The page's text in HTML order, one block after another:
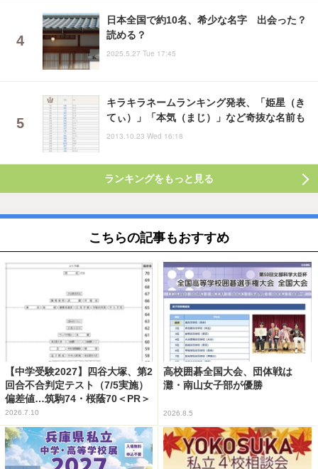
日本全国で約10名、希少な名字 出会った？
読める？
2025.5.27 Tue 17:45
キラキラネームランキング発表、「姫星（き
てぃ）」「本気（まじ）」など奇抜な名前も
2013.10.23 Wed 16:18
ランキングをもっと見る
こちらの記事もおすすめ
【中学受験2027】四谷大塚、第2
回合不合判定テスト（7/5実施）
偏差値…筑駒74・桜蔭70＜PR＞
2026.7.10
高校囲碁全国大会、団体戦は
灘・南山女子部が優勝
2026.8.5